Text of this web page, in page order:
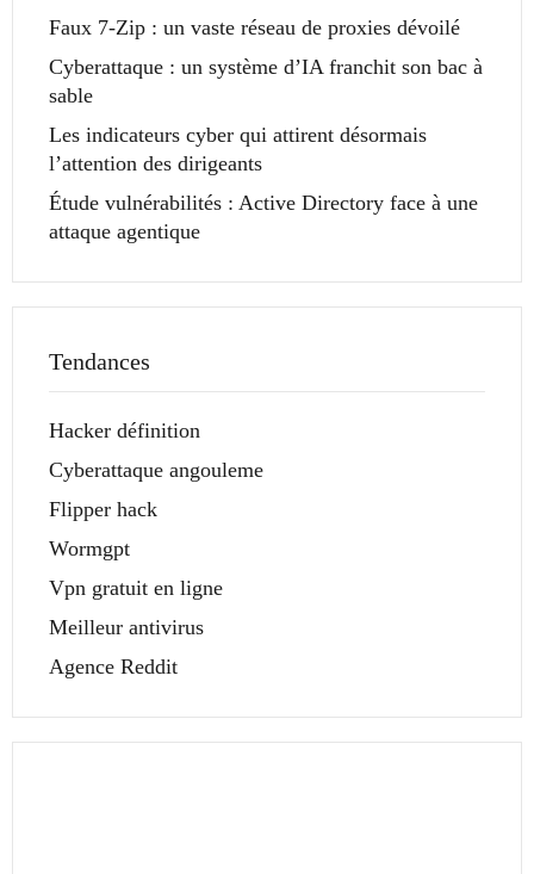
Faux 7-Zip : un vaste réseau de proxies dévoilé
Cyberattaque : un système d’IA franchit son bac à
sable
Les indicateurs cyber qui attirent désormais
l’attention des dirigeants
Étude vulnérabilités : Active Directory face à une
attaque agentique
Tendances
Hacker définition
Cyberattaque angouleme
Flipper hack
Wormgpt
Vpn gratuit en ligne
Meilleur antivirus
Agence Reddit